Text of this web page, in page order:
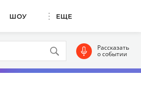
ШОУ ЕЩЕ
Рассказать
о событии